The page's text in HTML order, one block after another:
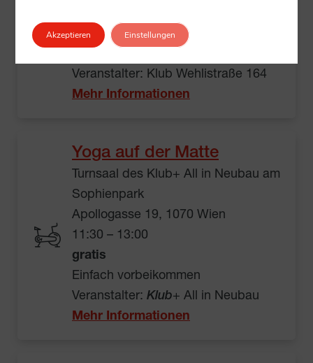
gratis
Veranstalter: Klub Wehlistraße 164
Mehr Informationen
Yoga auf der Matte
Turnsaal des Klub+ All in Neubau am
Sophienpark
Apollogasse 19, 1070 Wien
11:30 – 13:00
gratis
Einfach vorbeikommen
Veranstalter: Klub+ All in Neubau
Mehr Informationen
Akzeptieren Einstellungen